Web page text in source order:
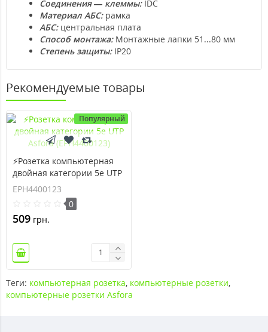
Соединения — клеммы:IDC
Материал АБС:рамка
АБС: центральная плата
Способ монтажа:Монтажные лапки 51...80 мм
Степень защиты:IP20
Рекомендуемые товары
Популярный
⚡Розетка компьютерная
двойная категории 5e UTP
Asfora (EPH4400123)
EPH4400123
0
509 грн.
Теги: компьютерная розетка, компьютерные розетки,
компьютерные розетки Asfora